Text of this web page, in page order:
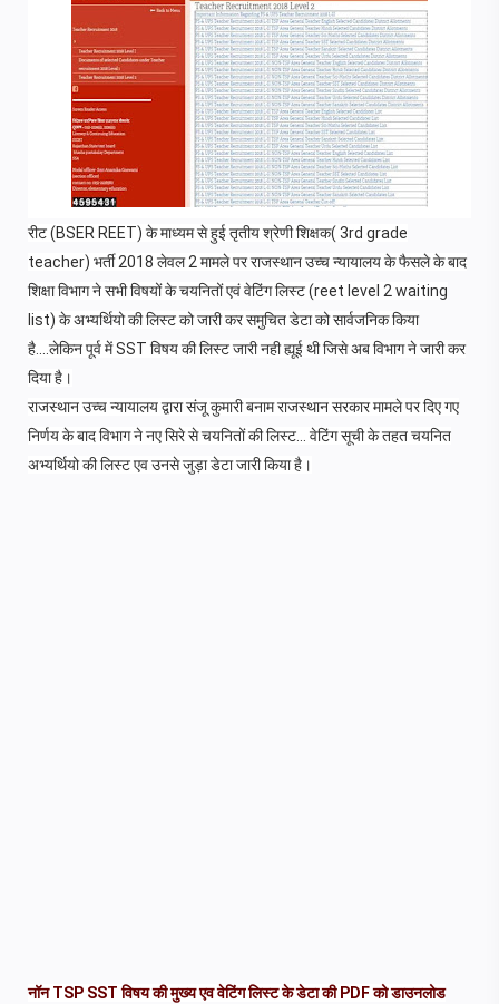
रीट (BSER REET) के माध्यम से हुई तृतीय श्रेणी शिक्षक( 3rd grade
teacher) भर्ती 2018 लेवल 2 मामले पर राजस्थान उच्च न्यायालय के फैसले के बाद
शिक्षा विभाग ने सभी विषयों के चयनितों एवं वेटिंग लिस्ट (reet level 2 waiting
list) के अभ्यर्थियो की लिस्ट को जारी कर समुचित डेटा को सार्वजनिक किया
है....लेकिन पूर्व में SST विषय की लिस्ट जारी नही ह्यूई थी जिसे अब विभाग ने जारी कर
दिया है।
राजस्थान उच्च न्यायालय द्वारा संजू कुमारी बनाम राजस्थान सरकार मामले पर दिए गए
निर्णय के बाद विभाग ने नए सिरे से चयनितों की लिस्ट... वेटिंग सूची के तहत चयनित
अभ्यर्थियो की लिस्ट एव उनसे जुड़ा डेटा जारी किया है।
नॉन TSP SST विषय की मुख्य एव वेटिंग लिस्ट के डेटा की PDF को डाउनलोड